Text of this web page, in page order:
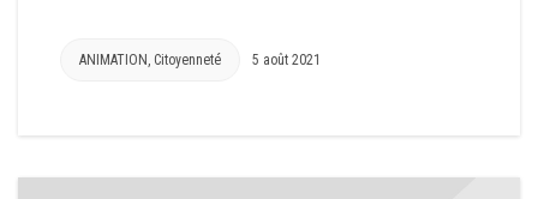
ANIMATION , Citoyenneté 5 août 2021